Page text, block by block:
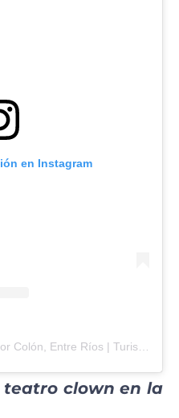
en Instagram
clown en la